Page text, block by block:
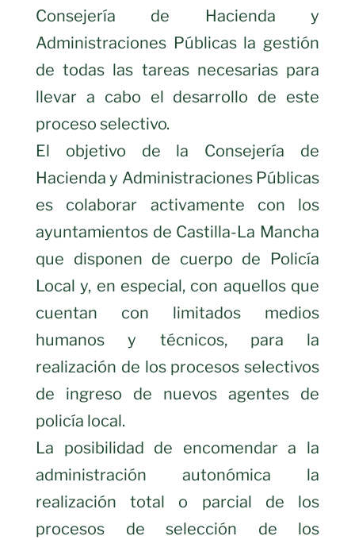
Consejería de Hacienda y
Administraciones Públicas la gestión
de todas las tareas necesarias para
llevar a cabo el desarrollo de este
proceso selectivo.
El objetivo de la Consejería de
Hacienda y Administraciones Públicas
es colaborar activamente con los
ayuntamientos de Castilla-La Mancha
que disponen de cuerpo de Policía
Local y, en especial, con aquellos que
cuentan con limitados medios
humanos y técnicos, para la
realización de los procesos selectivos
de ingreso de nuevos agentes de
policía local.
La posibilidad de encomendar a la
administración autonómica la
realización total o parcial de los
procesos de selección de los